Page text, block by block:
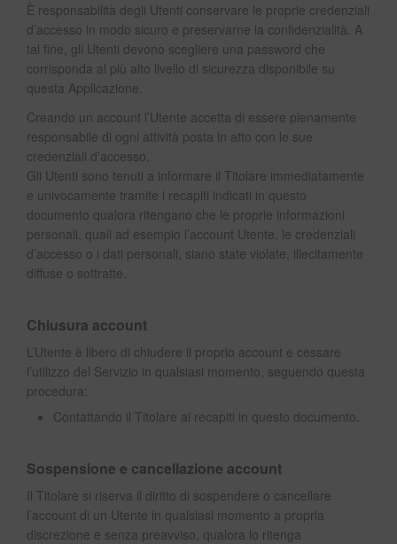
È responsabilità degli Utenti conservare le proprie credenziali
d’accesso in modo sicuro e preservarne la confidenzialità. A
tal fine, gli Utenti devono scegliere una password che
corrisponda al più alto livello di sicurezza disponibile su
questa Applicazione.
Creando un account l’Utente accetta di essere pienamente
responsabile di ogni attività posta in atto con le sue
credenziali d’accesso.
Gli Utenti sono tenuti a informare il Titolare immediatamente
e univocamente tramite i recapiti indicati in questo
documento qualora ritengano che le proprie informazioni
personali, quali ad esempio l’account Utente, le credenziali
d’accesso o i dati personali, siano state violate, illecitamente
diffuse o sottratte.
Chiusura account
L’Utente è libero di chiudere il proprio account e cessare
l’utilizzo del Servizio in qualsiasi momento, seguendo questa
procedura:
Contattando il Titolare ai recapiti in questo documento.
Sospensione e cancellazione account
Il Titolare si riserva il diritto di sospendere o cancellare
l’account di un Utente in qualsiasi momento a propria
discrezione e senza preavviso, qualora lo ritenga